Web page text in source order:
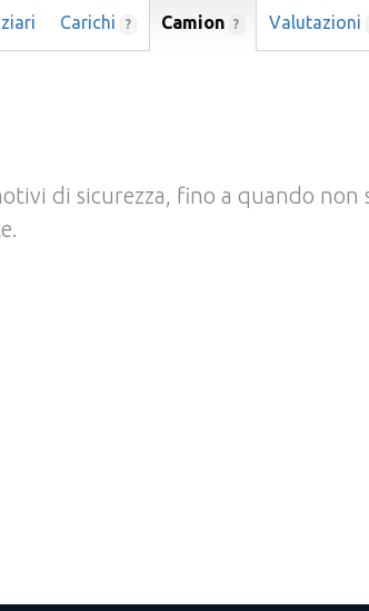
Carichi ? Camion ? Valutazioni
di sicurezza, fino a quando